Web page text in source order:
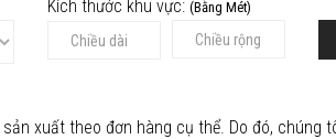
Kích thước khu vực: (Bằng Mét)
xuất theo đơn hàng cụ thể. Do đó, chúng